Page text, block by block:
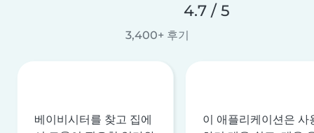
4.7 / 5
3,400+ 후기
베이비시터를 찾고 집에
이 애플리케이션은 사